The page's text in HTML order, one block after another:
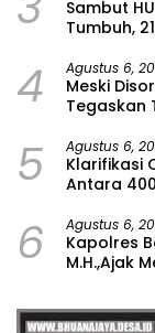
Sambut
Tumbuh,
4 Agustus 6,
Meski
Tegaskan
5 Agustus 6,
Klarifikasi
Antara
6 Agustus 6,
Kapolres
M.H.,Ajak